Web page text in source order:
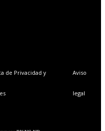
de Privacidad y Aviso
legal